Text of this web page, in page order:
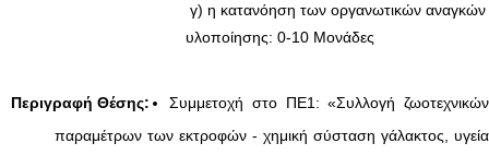
γ) η κατανόηση των οργανωτικών αναγκών
υλοποίησης: 0-10 Μονάδες
Περιγραφή Θέσης:
Συμμετοχή στο ΠΕ1: «Συλλογή ζωοτεχνικών
παραμέτρων των εκτροφών - χημική σύσταση γάλακτος, υγεία